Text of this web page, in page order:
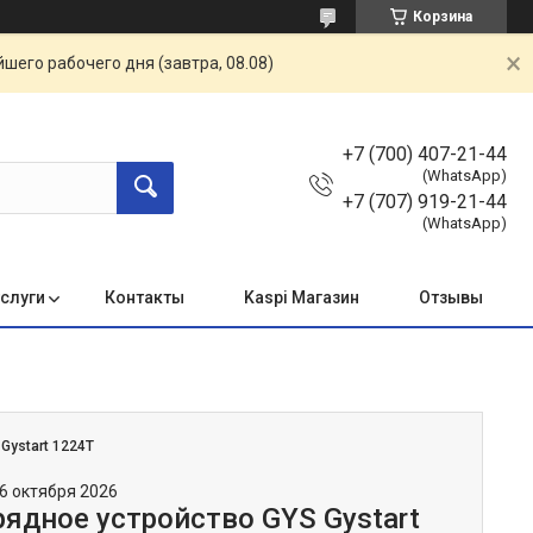
Корзина
рабочего дня (завтра, 08.08)
+7 (700) 407-21-44
(WhatsApp)
+7 (707) 919-21-44
(WhatsApp)
Контакты Kaspi Магазин Отзывы
Gystart 1224T
октября 2026
устройство GYS Gystart